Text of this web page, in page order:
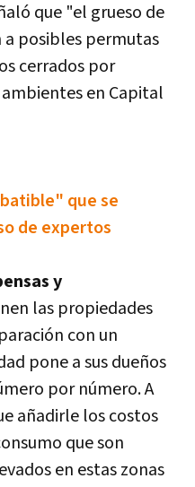
que "el grueso de
posibles permutas
cerrados por
en Capital
que se
de expertos
y
las propiedades
con un
pone a sus dueños
por número. A
añadirle los costos
que son
en estas zonas